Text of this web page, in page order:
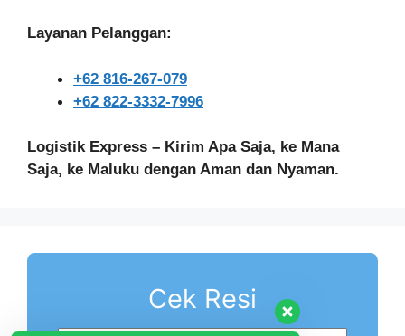
Layanan Pelanggan:
+62 816-267-079
+62 822-3332-7996
Logistik Express – Kirim Apa Saja, ke Mana
Saja, ke Maluku dengan Aman dan Nyaman.
Cek Resi